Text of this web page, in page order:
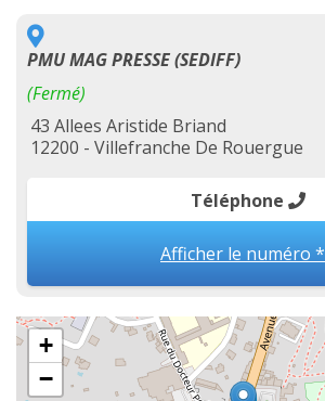
PMU MAG PRESSE (SEDIFF)
(Fermé)
43 Allees Aristide Briand
12200 - Villefranche De Rouergue
Téléphone
Afficher le numéro *
+
−